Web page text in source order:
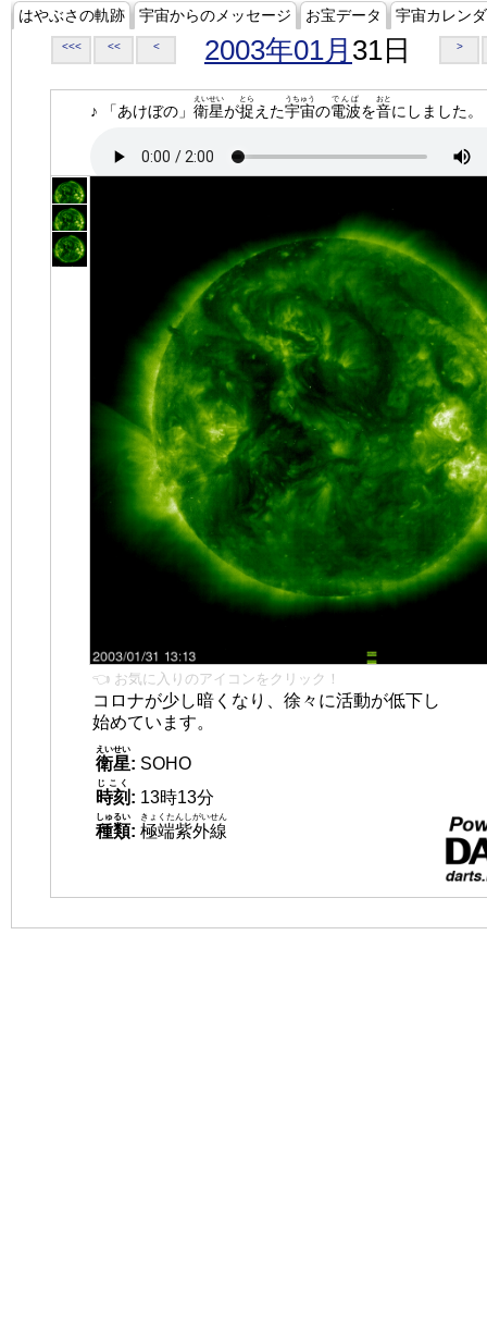
はやぶさの軌跡 宇宙からのメッセージ お宝データ 宇宙カレン
<<< << < 2003年01月 31日 >
♪ 「あけぼの」 衛星
えいせい
が捉
とら
えた宇宙
うちゅう
の電波
でんぱ
を音
おと
にしました。
👈 お気に入りのアイコンをクリック！
コロナが少し暗くなり、徐々に活動が低下し
始めています。
衛星
えいせい
: SOHO
時刻
じこく
: 13時13分
種類
しゅるい
: 極端紫外線
きょくたんしがいせん